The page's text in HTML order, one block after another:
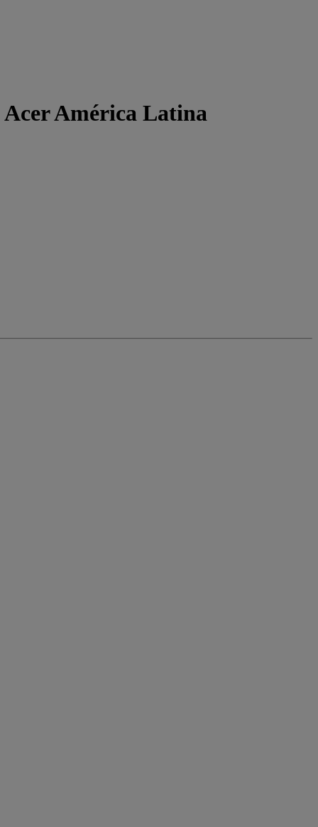
Acer América Latina